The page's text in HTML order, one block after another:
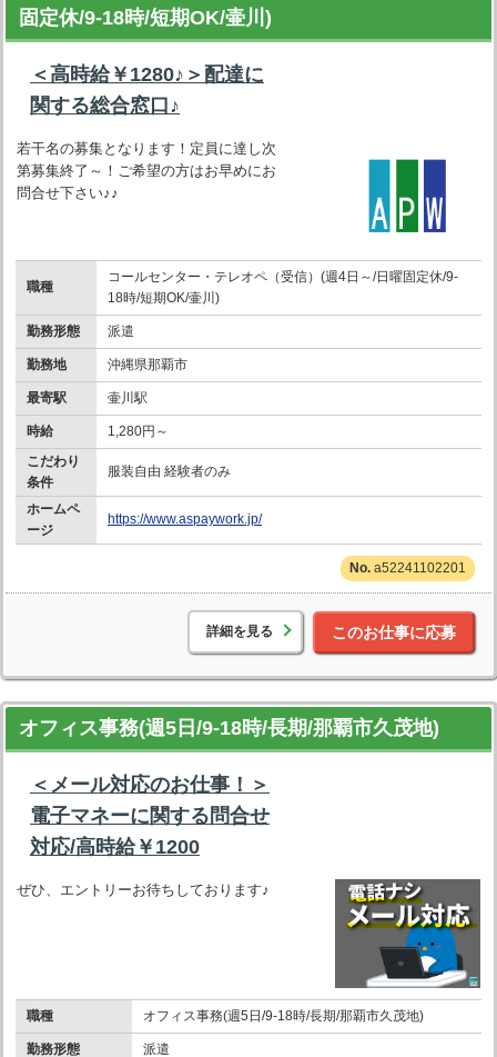
固定休/9-18時/短期OK/壷川)
＜高時給￥1280♪＞配達に
関する総合窓口♪
若干名の募集となります！定員に達し次
第募集終了～！ご希望の方はお早めにお
問合せ下さい♪♪
職種
コールセンター・テレオペ（受信）(週4日～/日曜固定休/9-
18時/短期OK/壷川)
勤務形態 派遣
勤務地 沖縄県那覇市
最寄駅 壷川駅
時給
1,280円～
こだわり
条件
服装自由 経験者のみ
ホームペ
ージ
https://www.aspaywork.jp/
a52241102201
詳細を見る このお仕事に応募
オフィス事務(週5日/9-18時/長期/那覇市久茂地)
＜メール対応のお仕事！＞
電子マネーに関する問合せ
対応/高時給￥1200
ぜひ、エントリーお待ちしております♪
職種 オフィス事務(週5日/9-18時/長期/那覇市久茂地)
勤務形態 派遣